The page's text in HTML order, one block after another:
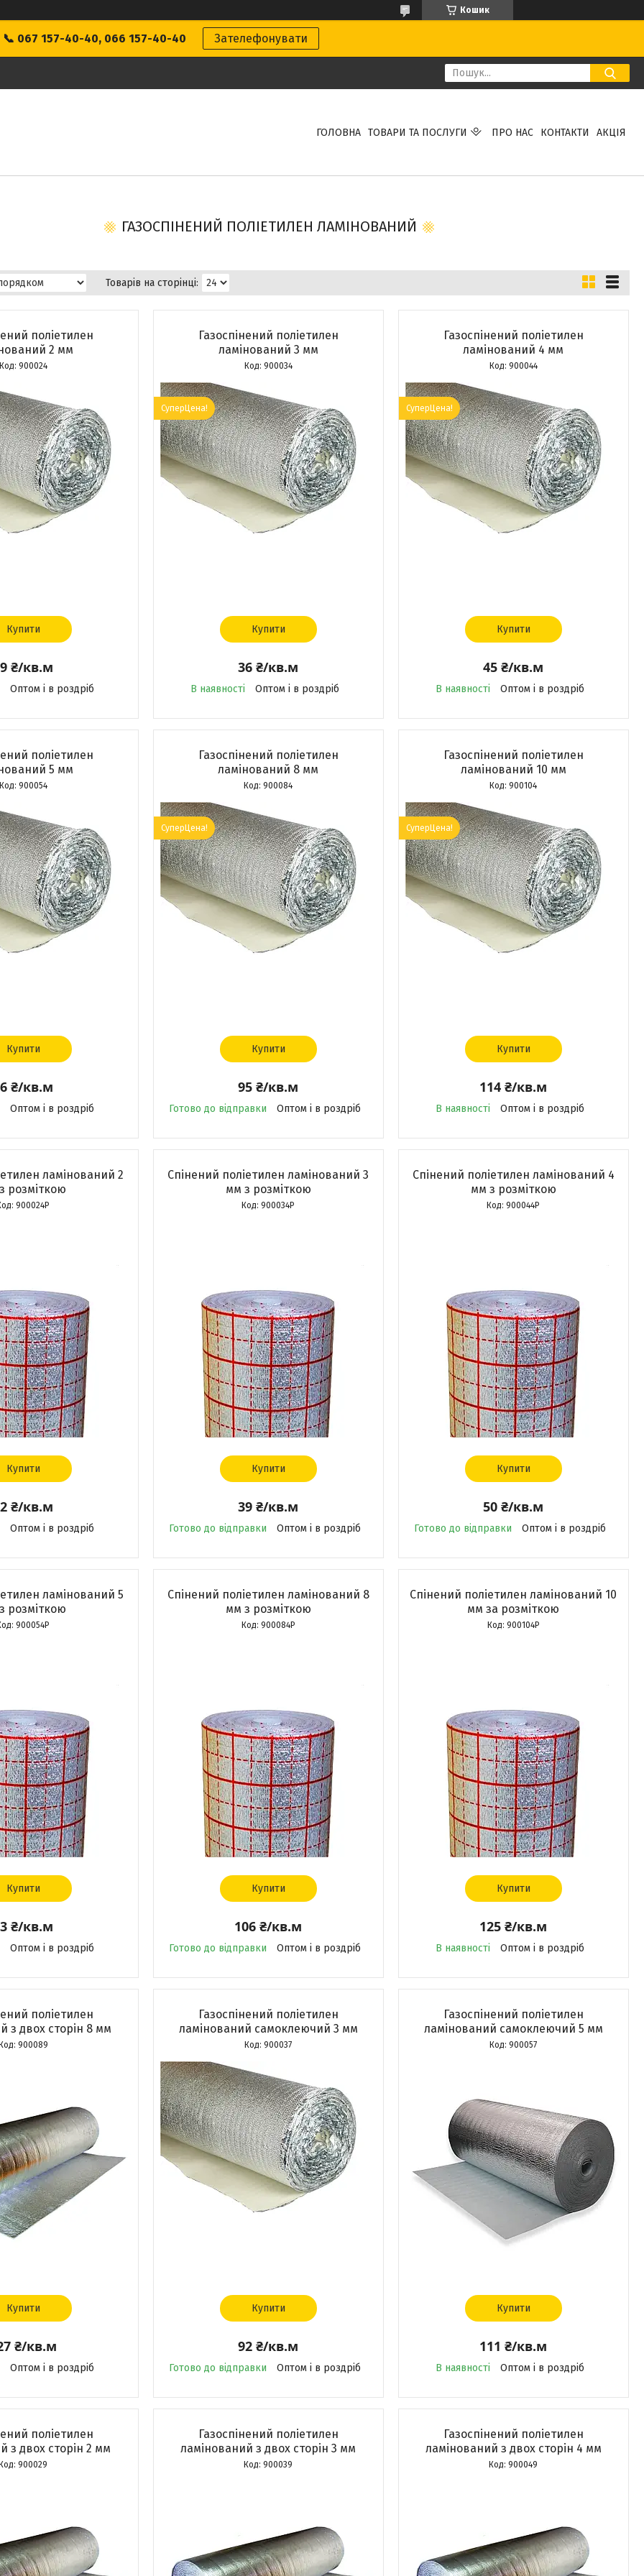
Кошик
📞 067 157-40-40, 066 157-40-40 Зателефонувати
ГОЛОВНА ТОВАРИ ТА ПОСЛУГИ ПРО НАС КОНТАКТИ АКЦІЯ
ГАЗОСПІНЕНИЙ ПОЛІЕТИЛЕН ЛАМІНОВАНИЙ
поліетилен
2 мм
900024
Купити
₴/кв.м
Оптом і в роздріб
Газоспінений поліетилен
ламінований 3 мм
900034
СуперЦена!
Купити
36 ₴/кв.м
В наявності Оптом і в роздріб
Газоспінений поліетилен
ламінований 4 мм
900044
СуперЦена!
Купити
45 ₴/кв.м
В наявності Оптом і в роздріб
поліетилен
5 мм
900054
Купити
₴/кв.м
Оптом і в роздріб
Газоспінений поліетилен
ламінований 8 мм
900084
СуперЦена!
Купити
95 ₴/кв.м
Готово до відправки Оптом і в роздріб
Газоспінений поліетилен
ламінований 10 мм
900104
СуперЦена!
Купити
114 ₴/кв.м
В наявності Оптом і в роздріб
ламінований 2
розміткою
900024Р
Купити
₴/кв.м
Оптом і в роздріб
Спінений поліетилен ламінований 3
мм з розміткою
900034Р
Купити
39 ₴/кв.м
Готово до відправки Оптом і в роздріб
Спінений поліетилен ламінований 4
мм з розміткою
900044Р
Купити
50 ₴/кв.м
Готово до відправки Оптом і в роздріб
ламінований 5
розміткою
900054Р
Купити
₴/кв.м
Оптом і в роздріб
Спінений поліетилен ламінований 8
мм з розміткою
900084Р
Купити
106 ₴/кв.м
Готово до відправки Оптом і в роздріб
Спінений поліетилен ламінований 10
мм за розміткою
900104Р
Купити
125 ₴/кв.м
В наявності Оптом і в роздріб
поліетилен
з двох сторін 8 мм
900089
Купити
₴/кв.м
Оптом і в роздріб
Газоспінений поліетилен
ламінований самоклеючий 3 мм
900037
Купити
92 ₴/кв.м
Готово до відправки Оптом і в роздріб
Газоспінений поліетилен
ламінований самоклеючий 5 мм
900057
Купити
111 ₴/кв.м
В наявності Оптом і в роздріб
поліетилен
з двох сторін 2 мм
900029
Газоспінений поліетилен
ламінований з двох сторін 3 мм
900039
Газоспінений поліетилен
ламінований з двох сторін 4 мм
900049